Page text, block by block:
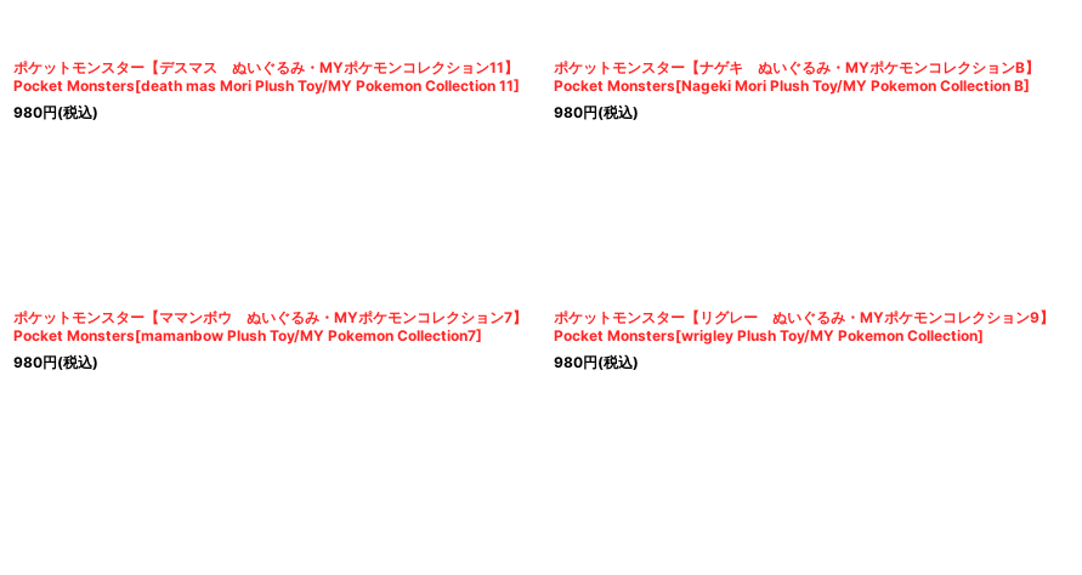
ポケットモンスター【デスマス ぬいぐるみ・MYポケモンコレクション11】
Pocket Monsters[death mas Mori Plush Toy/MY Pokemon Collection 11]
980円(税込)
ポケットモンスター【ナゲキ ぬいぐるみ・MYポケモンコレクションB】
Pocket Monsters[Nageki Mori Plush Toy/MY Pokemon Collection B]
980円(税込)
ポケットモンスター【ママンボウ ぬいぐるみ・MYポケモンコレクション7】
Pocket Monsters[mamanbow Plush Toy/MY Pokemon Collection7]
980円(税込)
ポケットモンスター【リグレー ぬいぐるみ・MYポケモンコレクション9】
Pocket Monsters[wrigley Plush Toy/MY Pokemon Collection]
980円(税込)